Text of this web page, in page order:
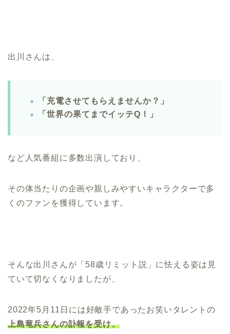
出川さんは、
「充電させてもらえませんか？」
「世界の果てまでイッテQ！」
など人気番組に多数出演しており、
その体当たりの企画や親しみやすいキャラクターで多
くのファンを獲得しています。
そんな出川さんが「58歳リミット説」に怯える姿は見
ていて切なくなりましたが、
2022年5月11日には好敵手であったお笑いタレントの
上島竜兵さんの訃報を受け、